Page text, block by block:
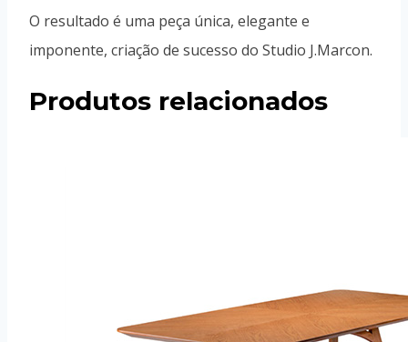
O resultado é uma peça única, elegante e
imponente, criação de sucesso do Studio J.Marcon.
Produtos relacionados